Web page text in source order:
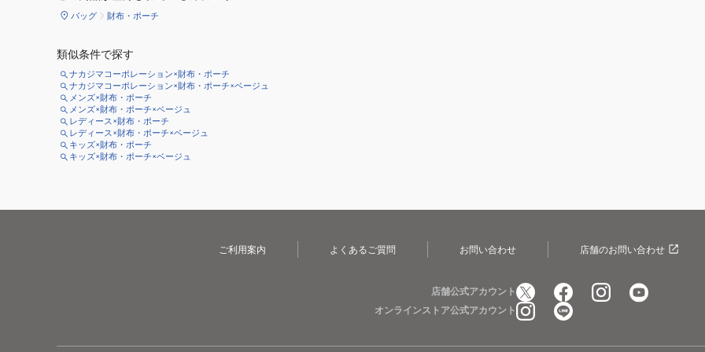
バッグ 財布・ポーチ
類似条件で探す
ナカジマコーポレーション×財布・ポーチ
ナカジマコーポレーション×財布・ポーチ×ベージュ
メンズ×財布・ポーチ
メンズ×財布・ポーチ×ベージュ
レディース×財布・ポーチ
レディース×財布・ポーチ×ベージュ
キッズ×財布・ポーチ
キッズ×財布・ポーチ×ベージュ
ご利用案内 よくあるご質問 お問い合わせ 店舗のお問い合わせ
店舗公式アカウント
オンラインストア公式アカウント